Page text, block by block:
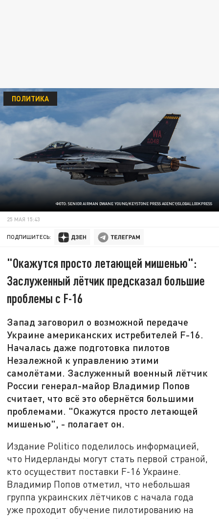
ФОТО: SENIOR AIRMAN DWANE YOUNG/KEYSTONE PRESS AGENCY/GLOBALLOOKPRESS
ПОЛИТИКА
25 МАЯ 15:43
ПОДПИШИТЕСЬ:
"Окажутся просто летающей мишенью":
Заслуженный лётчик предсказал большие
проблемы с F-16
Запад заговорил о возможной передаче
Украине американских истребителей F-16.
Началась даже подготовка пилотов
Незалежной к управлению этими
самолётами. Заслуженный военный лётчик
России генерал-майор Владимир Попов
считает, что всё это обернётся большими
проблемами. "Окажутся просто летающей
мишенью", - полагает он.
Издание Politico поделилось информацией,
что Нидерланды могут стать первой страной,
кто осуществит поставки F-16 Украине.
Владимир Попов отметил, что небольшая
группа украинских лётчиков с начала года
уже проходит обучение пилотированию на